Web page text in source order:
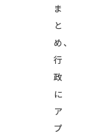
ま
と
め、
行
政
に
ア
プ